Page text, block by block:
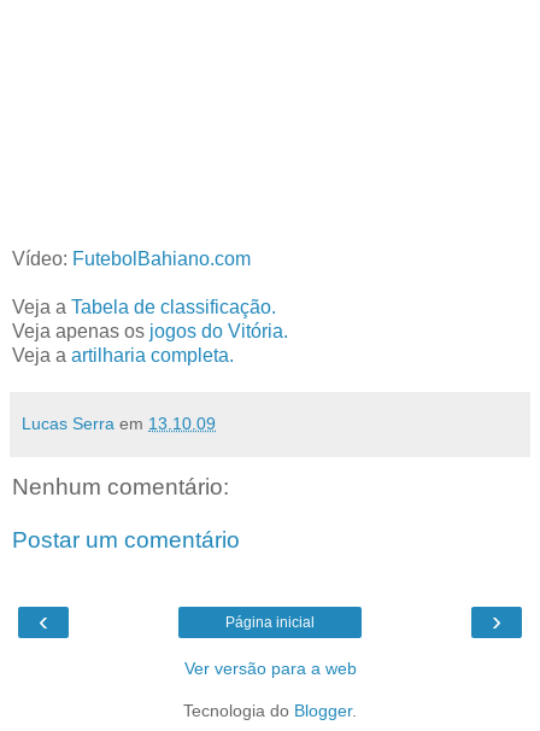
Vídeo: FutebolBahiano.com
Veja a Tabela de classificação.
Veja apenas os jogos do Vitória.
Veja a artilharia completa.
Lucas Serra em 13.10.09
Nenhum comentário:
Postar um comentário
‹ ›
Página inicial
Ver versão para a web
Tecnologia do Blogger.